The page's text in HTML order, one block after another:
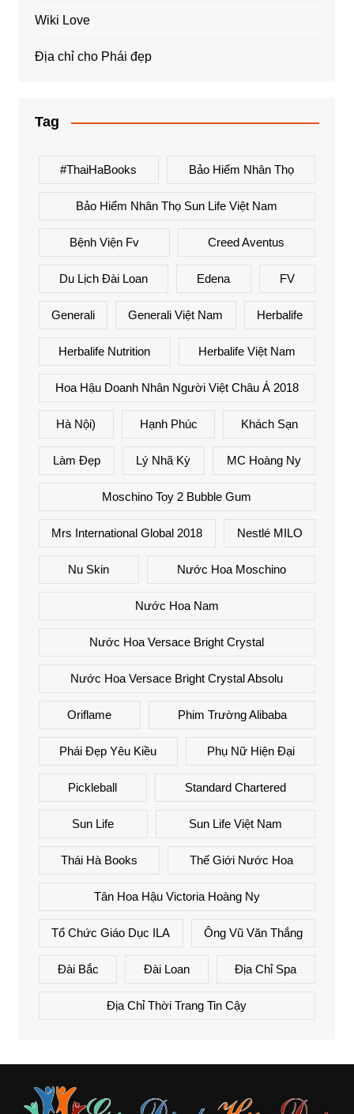
Wiki Love
Địa chỉ cho Phái đẹp
Tag
#ThaiHaBooks Bảo Hiểm Nhân Thọ
Bảo Hiểm Nhân Thọ Sun Life Việt Nam
Bệnh Viện Fv Creed Aventus
Du Lịch Đài Loan Edena FV
Generali Generali Việt Nam Herbalife
Herbalife Nutrition Herbalife Việt Nam
Hoa Hậu Doanh Nhân Người Việt Châu Á 2018
Hà Nội) Hạnh Phúc Khách Sạn
Làm Đẹp Lý Nhã Kỳ MC Hoàng Ny
Moschino Toy 2 Bubble Gum
Mrs International Global 2018 Nestlé MILO
Nu Skin Nước Hoa Moschino
Nước Hoa Nam
Nước Hoa Versace Bright Crystal
Nước Hoa Versace Bright Crystal Absolu
Oriflame Phim Trường Alibaba
Phái Đẹp Yêu Kiều Phụ Nữ Hiện Đại
Pickleball Standard Chartered
Sun Life Sun Life Việt Nam
Thái Hà Books Thế Giới Nước Hoa
Tân Hoa Hậu Victoria Hoàng Ny
Tổ Chức Giáo Dục ILA Ông Vũ Văn Thắng
Đài Bắc Đài Loan Địa Chỉ Spa
Địa Chỉ Thời Trang Tin Cậy